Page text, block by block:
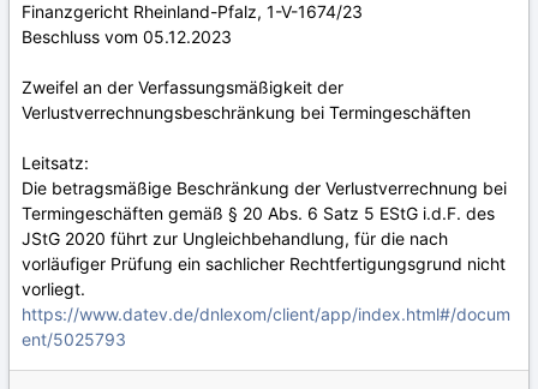
Finanzgericht Rheinland-Pfalz, 1-V-1674/23
Beschluss vom 05.12.2023
Zweifel an der Verfassungsmäßigkeit der
Verlustverrechnungsbeschränkung bei Termingeschäften
Leitsatz:
Die betragsmäßige Beschränkung der Verlustverrechnung bei
Termingeschäften gemäß § 20 Abs. 6 Satz 5 EStG i.d.F. des
JStG 2020 führt zur Ungleichbehandlung, für die nach
vorläufiger Prüfung ein sachlicher Rechtfertigungsgrund nicht
vorliegt.
https://www.datev.de/dnlexom/client/app/index.html#/docum
ent/5025793